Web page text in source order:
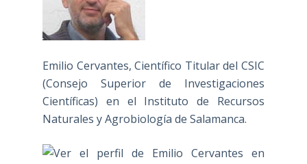
Emilio Cervantes, Científico Titular del CSIC
(Consejo Superior de Investigaciones
Científicas) en el Instituto de Recursos
Naturales y Agrobiología de Salamanca.